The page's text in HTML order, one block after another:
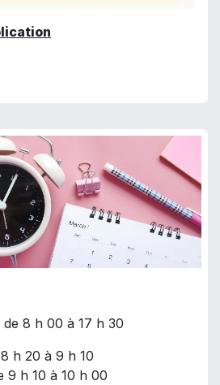
8 h 00 à 17 h 30
h 20 à 9 h 10
9 h 10 à 10 h 00